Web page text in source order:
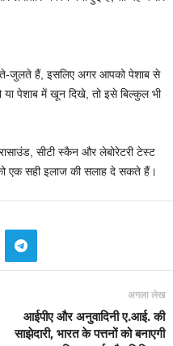
जुलते हैं, इसलिए अगर आपको पेशाब से
या पेशाब में खून दिखे, तो इसे बिल्कुल भी
सीटी स्कैन और लेबोरेटरी टेस्ट
एक सही इलाज की सलाह दे सकते हैं।
अगला लेख
आईपीए और अनुवादिनी ए.आई. की
साझेदारी, भारत के पत्तनों को बनाएगी